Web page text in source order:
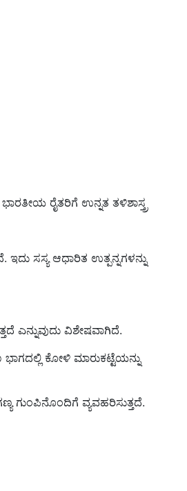
ರೈತರಿಗೆ ಉನ್ನತ ತಳಿಶಾಸ್ತ್ರ
ಸಸ್ಯ ಆಧಾರಿತ ಉತ್ಪನ್ನಗಳನ್ನು
ಎನ್ನುವುದು ವಿಶೇಷವಾಗಿದೆ.
ಕೋಳಿ ಮಾರುಕಟ್ಟೆಯನ್ನು
ಗುಂಪಿನೊಂದಿಗೆ ವ್ಯವಹರಿಸುತ್ತದೆ.